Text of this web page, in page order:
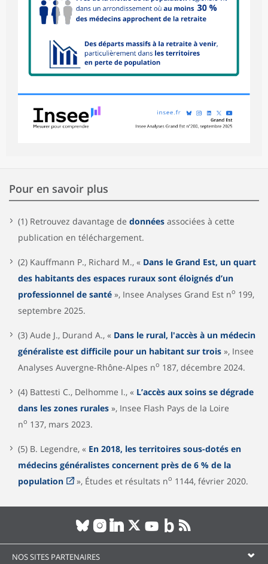
Pour en savoir plus
(1) Retrouvez davantage de données associées à cette
publication en téléchargement.
(2) Kauffmann P., Richard M., « Dans le Grand Est, un quart
des habitants des espaces ruraux sont éloignés d’un
professionnel de santé », Insee Analyses Grand Est no 199,
septembre 2025.
(3) Aude J., Durand A., « Dans le rural, l'accès à un médecin
généraliste est difficile pour un habitant sur trois », Insee
Analyses Auvergne-Rhône-Alpes no 187, décembre 2024.
(4) Battesti C., Delhomme I., « L’accès aux soins se dégrade
dans les zones rurales », Insee Flash Pays de la Loire
no 137, mars 2023.
(5) B. Legendre, « En 2018, les territoires sous-dotés en
médecins généralistes concernent près de 6 % de la
population
», Études et résultats no 1144, février 2020.
NOS SITES PARTENAIRES